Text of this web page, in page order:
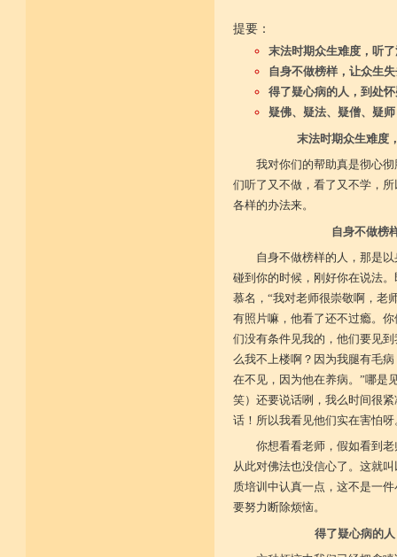
提要：
末法时期众生难度，听
自身不做榜样，让众生
得了疑心病的人，到处
疑佛、疑法、疑僧、疑
末法时期众生难度
我对你们的帮助真是彻心
们听了又不做，看了又不学，
各样的办法来。
自身不做榜
自身不做榜样的人，那是
碰到你的时候，刚好你在说法
慕名，“我对老师很崇敬啊，老
有照片嘛，他看了还不过瘾。
们没有条件见我的，他们要见
么我不上楼啊？因为我腿有毛
在不见，因为他在养病。”哪是
笑）还要说话咧，我么时间很
话！所以我看见他们实在害怕呀
你想看看老师，假如看到
从此对佛法也没信心了。这就
质培训中认真一点，这不是一
要努力断除烦恼。
得了疑心病的